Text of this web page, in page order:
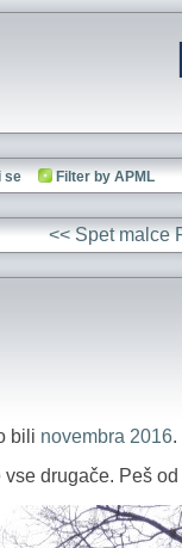
se Filter by APML
<< Spet malce
bili novembra 2016.
vse drugače. Peš